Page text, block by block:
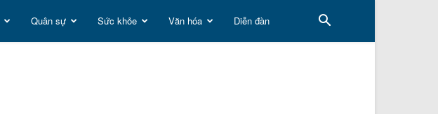
Quân sự Sức khỏe Văn hóa Diễn đàn